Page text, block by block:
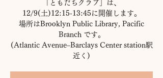
「ともだちクラブ」は、
12/9(土)12:15-13:45に開催します。
場所はBrooklyn Public Library, Pacific
Branch です。
(Atlantic Avenue–Barclays Center station駅
近く)